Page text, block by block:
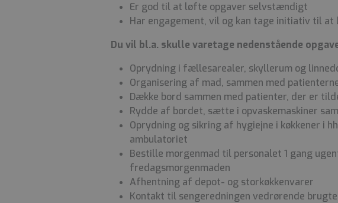
Er god til at løfte opgaver selvstændigt
Har engagement, vil og kan tage initiativ til at
Du vil bl.a. skulle varetage nedenstående
Oprydning i fællesarealer, skyllerum og
Organisering af mad, sammen med
Dække bord sammen med patienter, der er
Rydde af bordet, sætte i opvaskemaskiner
Oprydning og sikring af hygiejne i køkkener i
ambulatoriet
Bestille morgenmad til personalet 1 gang
fredagsmorgenmaden
Afhentning af depot- og storkøkkenvarer
Kontakt til sengeredningen vedrørende